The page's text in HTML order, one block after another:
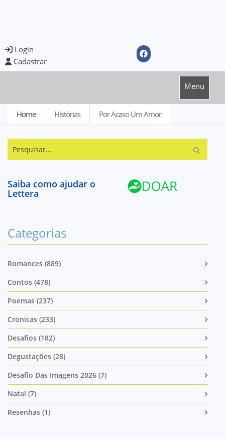
Login
Cadastrar
Menu
Home Histórias Por Acaso Um Amor
Saiba como ajudar o
Lettera
Categorias
Romances (889)
Contos (478)
Poemas (237)
Cronicas (233)
Desafios (182)
Degustações (28)
Desafio Das Imagens 2026 (7)
Natal (7)
Resenhas (1)